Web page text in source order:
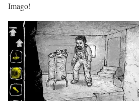
Imago!